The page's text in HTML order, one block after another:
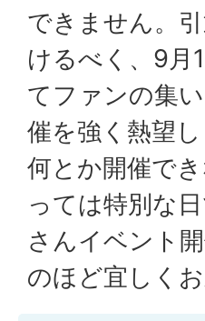
できません。
けるべく、9月
てファンの集
催を強く熱望
何とか開催で
っては特別な
さんイベント
のほど宜しくお